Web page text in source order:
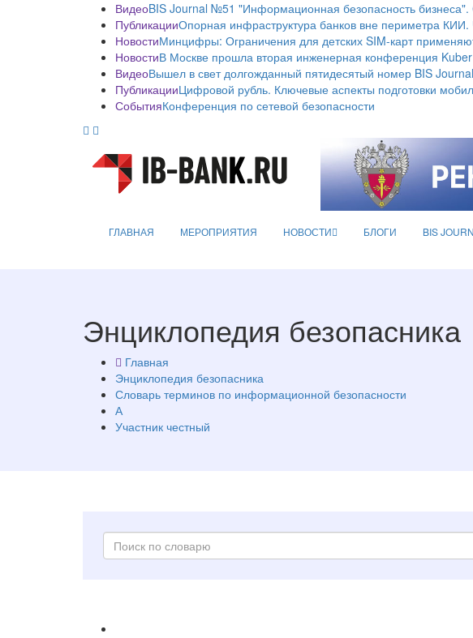
ВидеоBIS Journal №51 "Информационная безопасность
ПубликацииОпорная инфраструктура банков вне периметра КИИ.
НовостиМинцифры: Ограничения для детских SIM-карт
НовостиВ Москве прошла вторая инженерная конференция
ВидеоВышел в свет долгожданный пятидесятый номер BIS
ПубликацииЦифровой рубль. Ключевые аспекты подготовки
СобытияКонференция по сетевой безопасности
ГЛАВНАЯ МЕРОПРИЯТИЯ НОВОСТИ БЛОГИ BIS
Энциклопедия безопасника
Главная
Энциклопедия безопасника
Словарь терминов по информационной безопасности
А
Участник честный